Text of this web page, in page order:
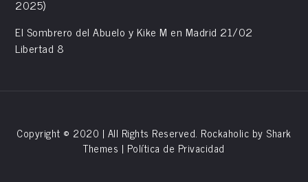
2025)
El Sombrero del Abuelo y Kike M en Madrid 21/02
Libertad 8
Copyright © 2020 | All Rights Reserved. Rockaholic by Shark
Themes | Política de Privacidad